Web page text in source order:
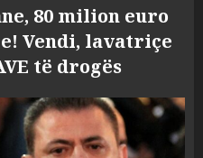
80 milion euro
Vendi, lavatriçe
të drogës